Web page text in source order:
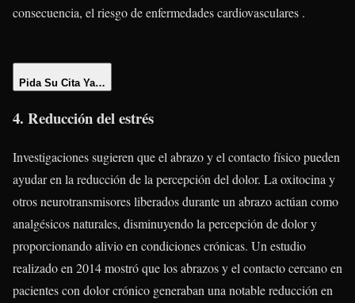
consecuencia, el riesgo de enfermedades cardiovasculares .
Pida Su Cita Ya…
4. Reducción del estrés
Investigaciones sugieren que el abrazo y el contacto físico pueden
ayudar en la reducción de la percepción del dolor. La oxitocina y
otros neurotransmisores liberados durante un abrazo actúan como
analgésicos naturales, disminuyendo la percepción de dolor y
proporcionando alivio en condiciones crónicas. Un estudio
realizado en 2014 mostró que los abrazos y el contacto cercano en
pacientes con dolor crónico generaban una notable reducción en